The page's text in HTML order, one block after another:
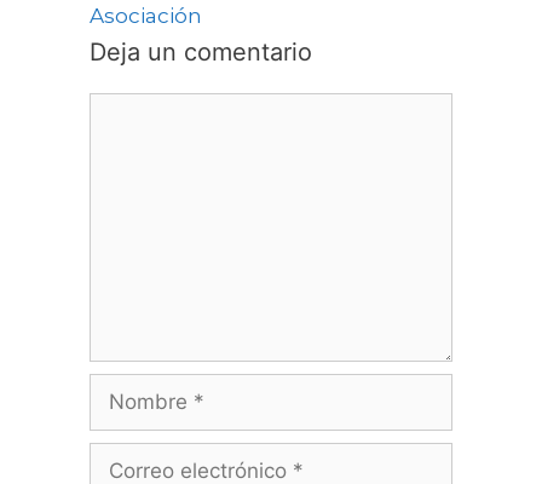
Asociación
Deja un comentario